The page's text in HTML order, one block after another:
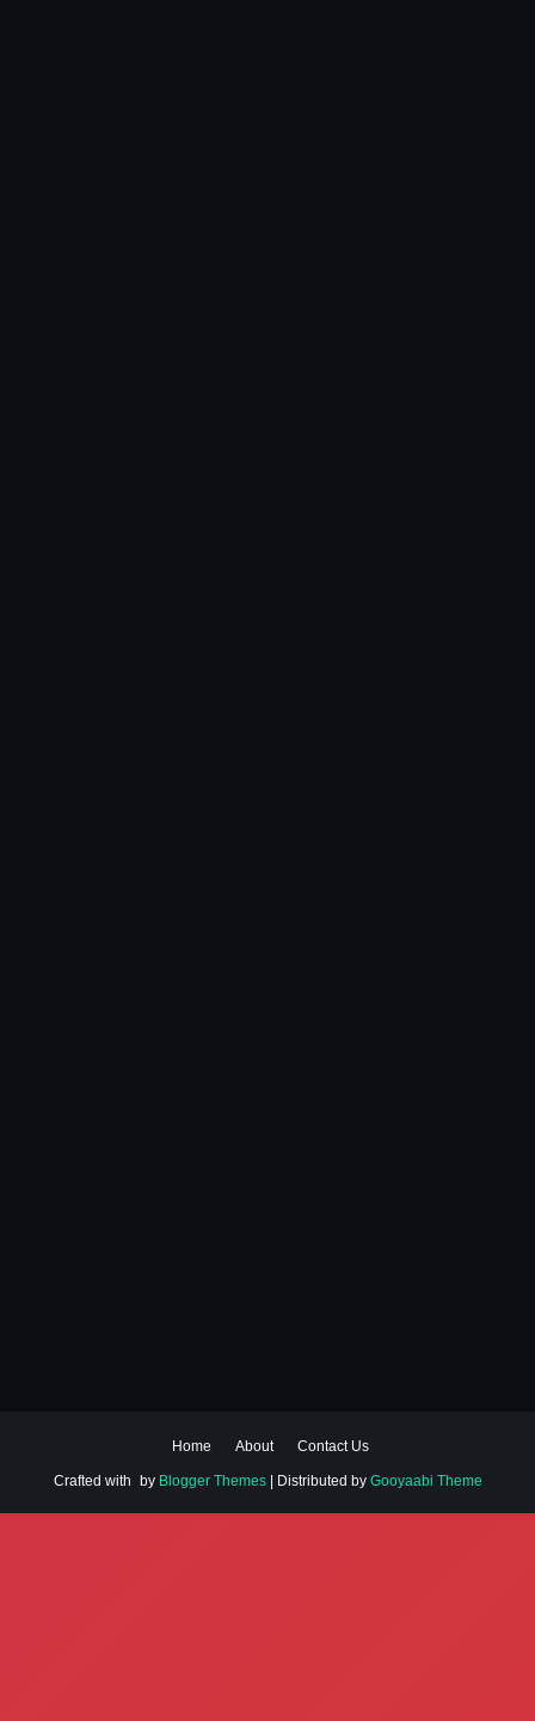
Home About Contact Us
Crafted with by Blogger Themes| Distributed by Gooyaabi Theme